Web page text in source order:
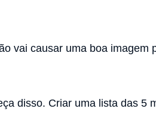
vai causar uma boa imagem
disso. Criar uma lista das 5